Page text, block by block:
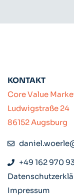
KONTAKT
Core Value
Ludwigstraße 24
86152 Augsburg
+49 162 970
Impressum